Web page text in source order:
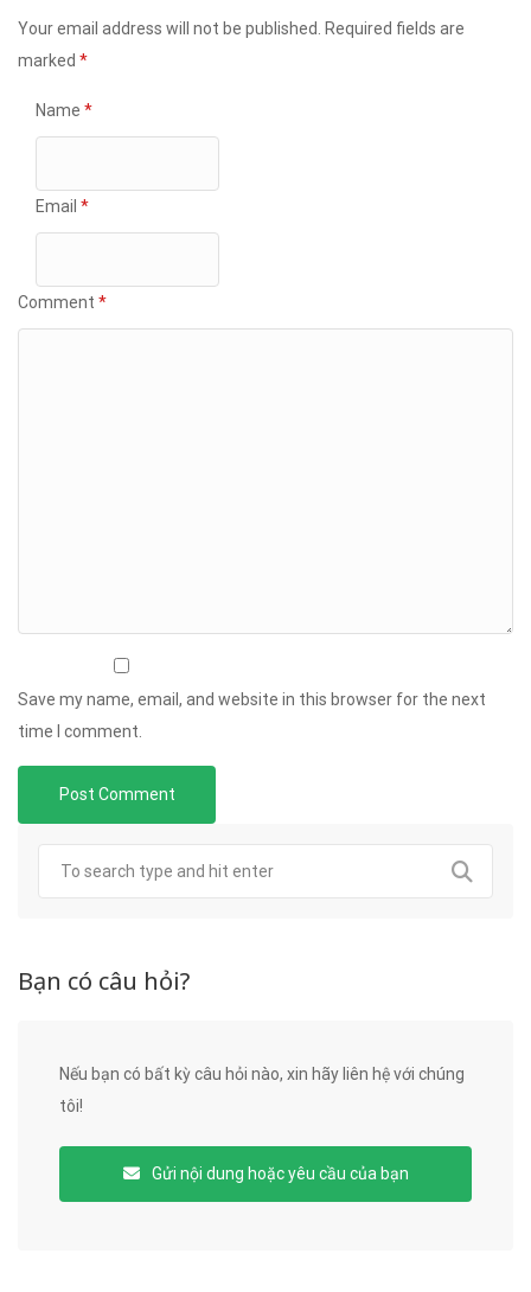
Your email address will not be published.
Required fields are
marked *
Name *
Email *
Comment *
Save my name, email, and website in this browser for the next
time I comment.
Bạn có câu hỏi?
Nếu bạn có bất kỳ câu hỏi nào, xin hãy liên hệ với chúng
tôi!
Gửi nội dung hoặc yêu cầu của bạn